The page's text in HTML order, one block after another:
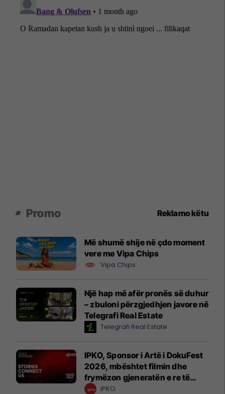
Promo Reklamo këtu
Më shumë shije në çdo moment
vere me Vipa Chips
Vipa Chips
Një hap më afër pronës së duhur
– zbuloni përzgjedhjen javore në
Telegrafi Real Estate
Telegrafi Real Estate
IPKO, Sponsor i Artë i DokuFest
2026, mbështet filmin dhe
frymëzon gjeneratën e re të
krijuesve
IPKO